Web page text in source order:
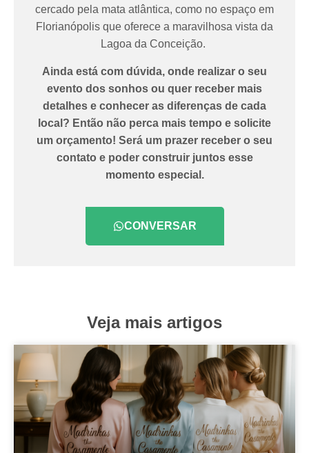
cercado pela mata atlântica, como no espaço em
Florianópolis que oferece a maravilhosa vista da
Lagoa da Conceição.
Ainda está com dúvida, onde realizar o seu
evento dos sonhos ou quer receber mais
detalhes e conhecer as diferenças de cada
local? Então não perca mais tempo e solicite
um orçamento! Será um prazer receber o seu
contato e poder construir juntos esse
momento especial.
CONVERSAR
Veja mais artigos